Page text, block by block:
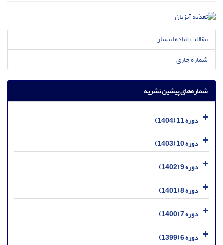
مقالات آماده انتشار
شماره جاری
شماره‌های پیشین نشریه
دوره 11 (1404)
دوره 10 (1403)
دوره 9 (1402)
دوره 8 (1401)
دوره 7 (1400)
دوره 6 (1399)